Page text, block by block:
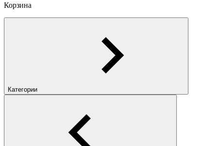
Корзина
Категории